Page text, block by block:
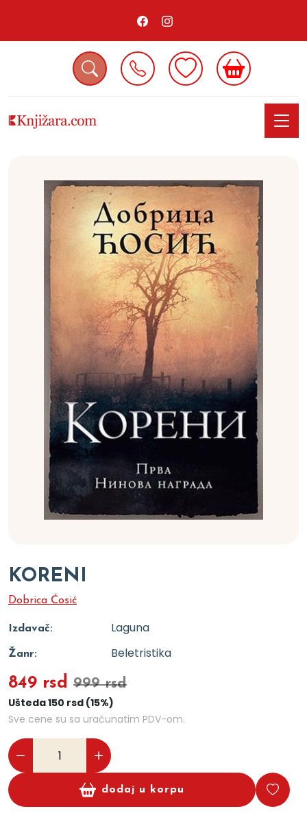
KORENI
Dobrica Ćosić
Izdavač: Laguna
Žanr: Beletristika
849 rsd 999 rsd
Ušteda 150 rsd (15%)
Sve cene su sa uračunatim PDV-om.
dodaj u korpu